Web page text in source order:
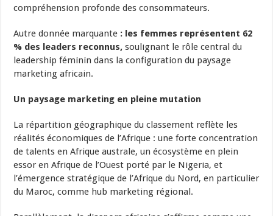
compréhension profonde des consommateurs.
Autre donnée marquante : les femmes représentent 62
% des leaders reconnus, soulignant le rôle central du
leadership féminin dans la configuration du paysage
marketing africain.
Un paysage marketing en pleine mutation
La répartition géographique du classement reflète les
réalités économiques de l’Afrique : une forte concentration
de talents en Afrique australe, un écosystème en plein
essor en Afrique de l’Ouest porté par le Nigeria, et
l’émergence stratégique de l’Afrique du Nord, en particulier
du Maroc, comme hub marketing régional.